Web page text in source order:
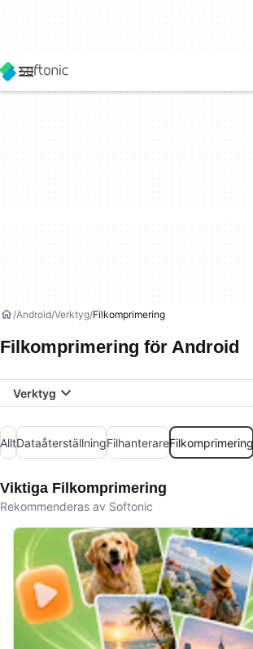
Android Verktyg Filkomprimering
Filkomprimering för Android
Verktyg
AlltDataåterställningFilhanterareFilkomprimering
Viktiga Filkomprimering
Rekommenderas av Softonic